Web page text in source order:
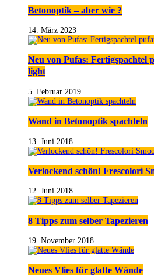
Betonoptik – aber wie ?
14. März 2023
Neu von Pufas: Fertigspachtel
light
5. Februar 2019
Wand in Betonoptik spachteln
13. Juni 2018
Verlockend schön! Frescolori
12. Juni 2018
8 Tipps zum selber Tapezieren
19. November 2018
Neues Vlies für glatte Wände